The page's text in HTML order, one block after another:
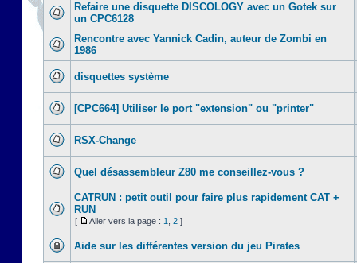
Refaire une disquette DISCOLOGY avec un Gotek sur
un CPC6128
Rencontre avec Yannick Cadin, auteur de Zombi en
1986
disquettes système
[CPC664] Utiliser le port "extension" ou "printer"
RSX-Change
Quel désassembleur Z80 me conseillez-vous ?
CATRUN : petit outil pour faire plus rapidement CAT +
RUN
[ Aller vers la page : 1 2 ]
Aide sur les différentes version du jeu Pirates